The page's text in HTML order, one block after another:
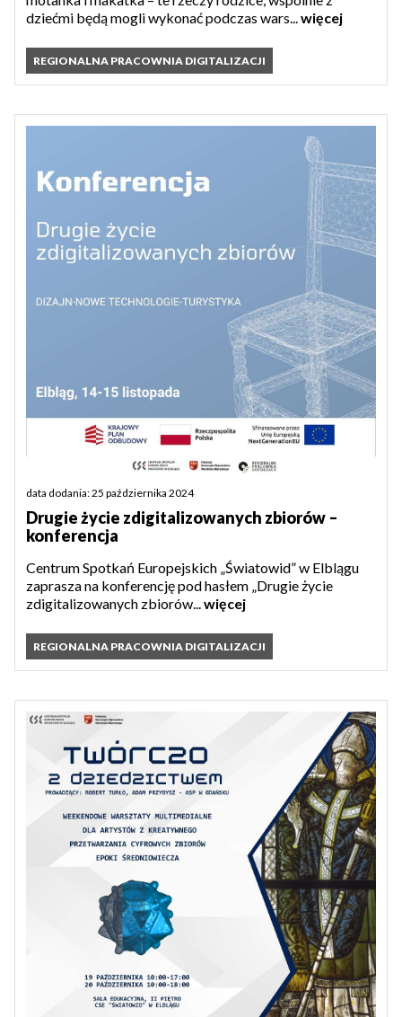
dziećmi będą mogli wykonać podczas wars...więcej
REGIONALNA PRACOWNIA DIGITALIZACJI
data dodania: 25 października 2024
Drugie życie zdigitalizowanych zbiorów –
konferencja
Centrum Spotkań Europejskich „Światowid” w Elblągu
zaprasza na konferencję pod hasłem „Drugie życie
zdigitalizowanych zbiorów...więcej
REGIONALNA PRACOWNIA DIGITALIZACJI